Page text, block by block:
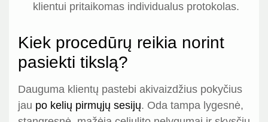
klientui pritaikomas individualus protokolas.
Kiek procedūrų reikia norint
pasiekti tikslą?
Dauguma klientų pastebi akivaizdžius pokyčius
jau po kelių pirmųjų sesijų. Oda tampa lygesnė,